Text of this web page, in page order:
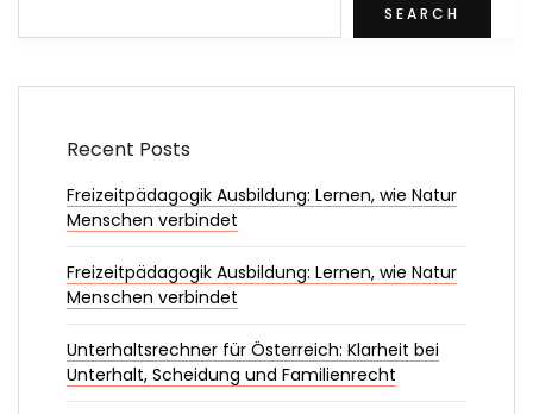
SEARCH
Recent Posts
Freizeitpädagogik Ausbildung: Lernen, wie Natur
Menschen verbindet
Freizeitpädagogik Ausbildung: Lernen, wie Natur
Menschen verbindet
Unterhaltsrechner für Österreich: Klarheit bei
Unterhalt, Scheidung und Familienrecht